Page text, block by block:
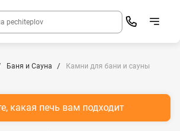
Баня и Сауна Камни для бани и сауны
какая печь вам подходит